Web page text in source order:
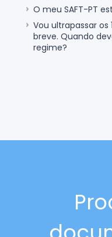
O meu SAFT-PT
Vou ultrapassar
breve. Quando
regime?